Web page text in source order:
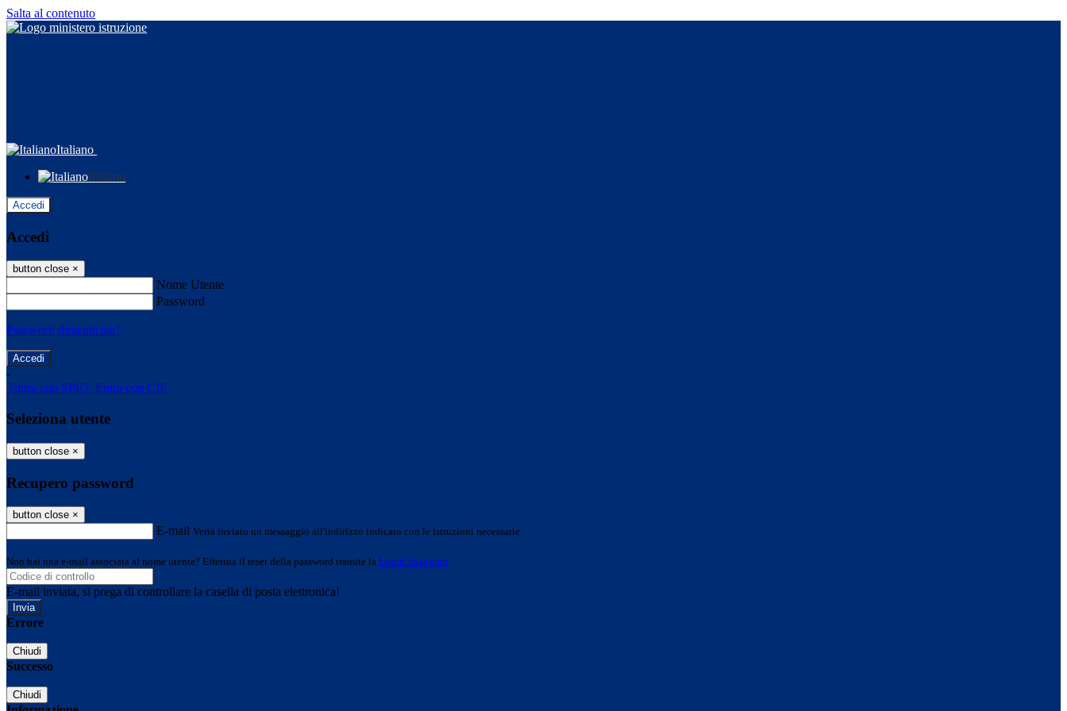
Salta al contenuto
Italiano
Italiano
Accedi
Accedi
button close ×
Nome Utente
Password
Password dimenticata?
-
Entra con SPID Entra con CIE
Seleziona utente
button close ×
Recupero password
button close ×
E-mail Verrà inviato un messaggio all'indirizzo indicato con le istruzioni necessarie.
Non hai una e-mail associata al nome utente? Effettua il reset della password tramite la Login Spaggiari
E-mail inviata, si prega di controllare la casella di posta elettronica!
Errore
Chiudi
Successo
Chiudi